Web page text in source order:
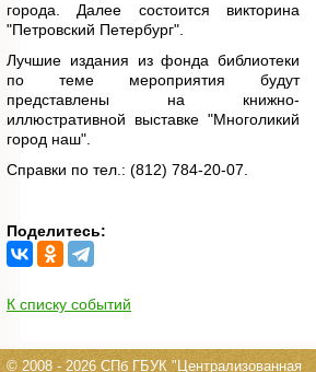
города. Далее состоится викторина
"Петровский Петербург".
Лучшие издания из фонда библиотеки
по теме мероприятия будут
представлены на книжно-
иллюстративной выставке "Многоликий
город наш".
Справки по тел.: (812) 784-20-07.
Поделитесь:
К списку событий
© 2008 - 2026 СПб ГБУК "Централизованная